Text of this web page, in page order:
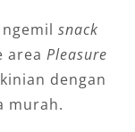
snack
area Pleasure
dengan
murah.